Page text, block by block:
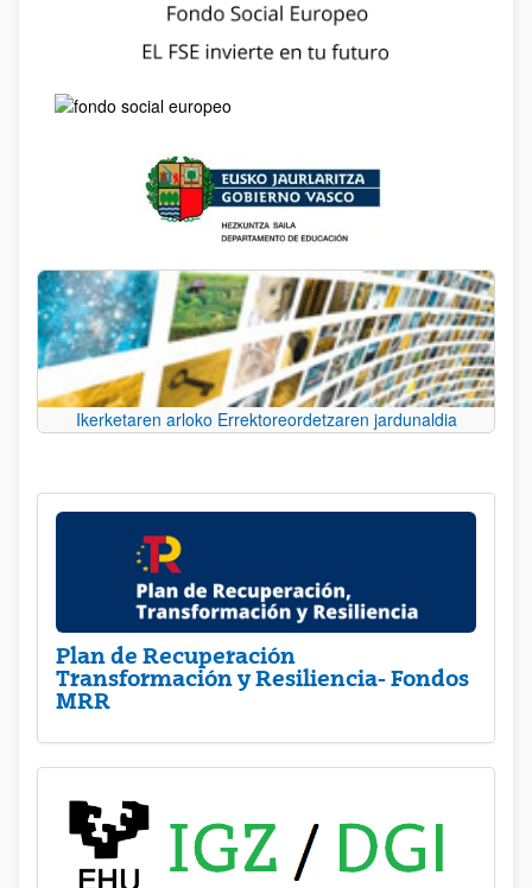
Ikerketaren arloko Errektoreordetzaren jardunaldia
Plan de Recuperación
Transformación y Resiliencia- Fondos
MRR